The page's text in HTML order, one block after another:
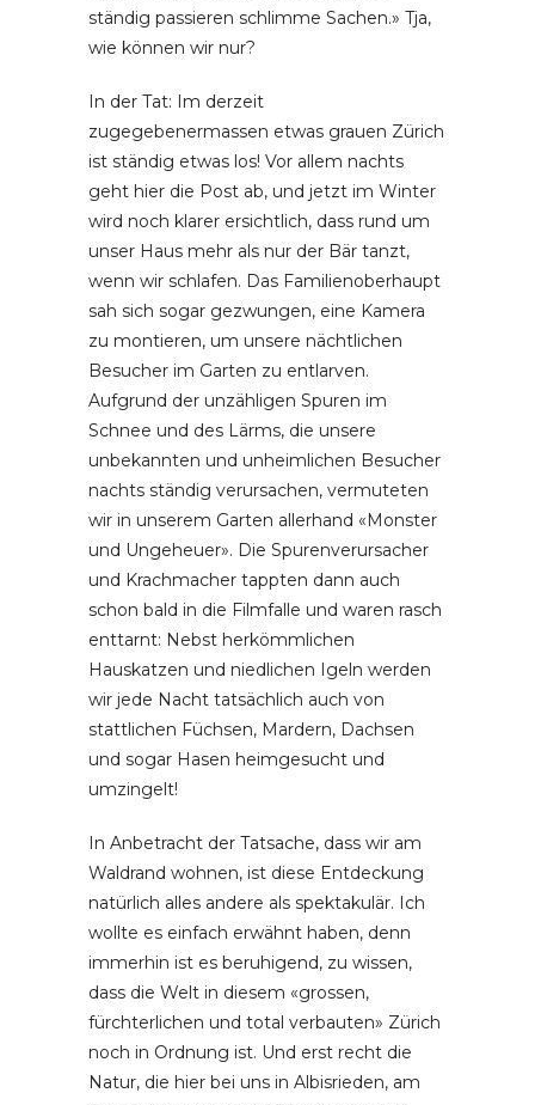
ständig passieren schlimme Sachen.» Tja,
wie können wir nur?
In der Tat: Im derzeit
zugegebenermassen etwas grauen Zürich
ist ständig etwas los! Vor allem nachts
geht hier die Post ab, und jetzt im Winter
wird noch klarer ersichtlich, dass rund um
unser Haus mehr als nur der Bär tanzt,
wenn wir schlafen. Das Familienoberhaupt
sah sich sogar gezwungen, eine Kamera
zu montieren, um unsere nächtlichen
Besucher im Garten zu entlarven.
Aufgrund der unzähligen Spuren im
Schnee und des Lärms, die unsere
unbekannten und unheimlichen Besucher
nachts ständig verursachen, vermuteten
wir in unserem Garten allerhand «Monster
und Ungeheuer». Die Spurenverursacher
und Krachmacher tappten dann auch
schon bald in die Filmfalle und waren rasch
enttarnt: Nebst herkömmlichen
Hauskatzen und niedlichen Igeln werden
wir jede Nacht tatsächlich auch von
stattlichen Füchsen, Mardern, Dachsen
und sogar Hasen heimgesucht und
umzingelt!
In Anbetracht der Tatsache, dass wir am
Waldrand wohnen, ist diese Entdeckung
natürlich alles andere als spektakulär. Ich
wollte es einfach erwähnt haben, denn
immerhin ist es beruhigend, zu wissen,
dass die Welt in diesem «grossen,
fürchterlichen und total verbauten» Zürich
noch in Ordnung ist. Und erst recht die
Natur, die hier bei uns in Albisrieden, am